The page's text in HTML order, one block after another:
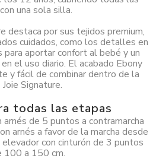
una sola silla.
destaca por sus tejidos premium,
cuidados, como los detalles en
para aportar confort al bebé y un
el uso diario. El acabado Ebony
y fácil de combinar dentro de la
Joie Signature.
todas las etapas
de 5 puntos a contramarcha
arnés a favor de la marcha desde
con cinturón de 3 puntos
100 a 150 cm.